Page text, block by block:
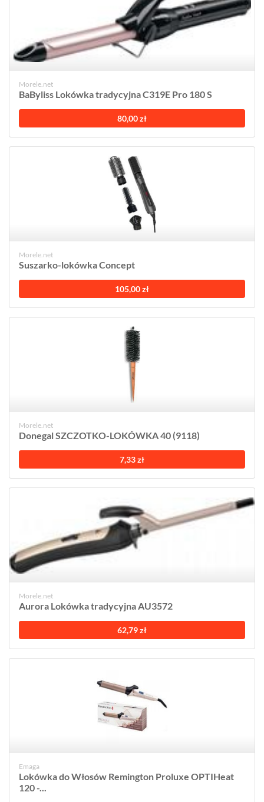
Morele.net
BaByliss Lokówka tradycyjna C319E Pro 180 S
80,00 zł
Morele.net
Suszarko-lokówka Concept
105,00 zł
Morele.net
Donegal SZCZOTKO-LOKÓWKA 40 (9118)
7,33 zł
Morele.net
Aurora Lokówka tradycyjna AU3572
62,79 zł
Emaga
Lokówka do Włosów Remington Proluxe OPTIHeat
120 -...